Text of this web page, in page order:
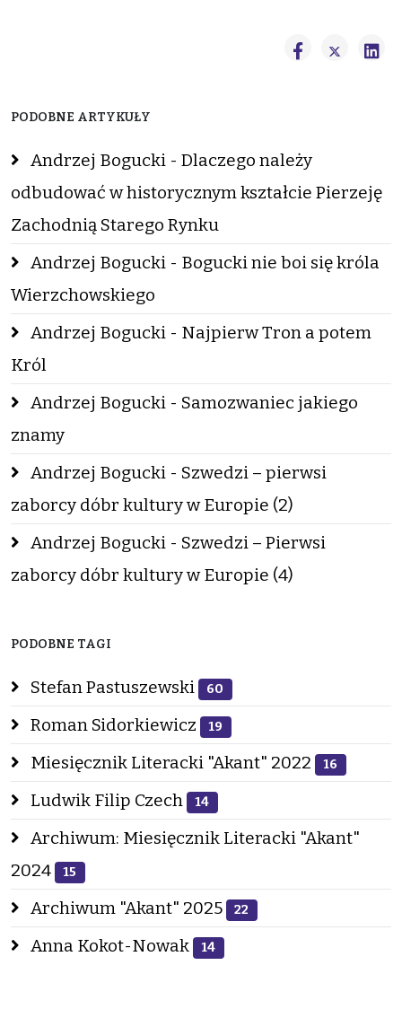
PODOBNE ARTYKUŁY
Andrzej Bogucki - Dlaczego należy
odbudować w historycznym kształcie Pierzeję
Zachodnią Starego Rynku
Andrzej Bogucki - Bogucki nie boi się króla
Wierzchowskiego
Andrzej Bogucki - Najpierw Tron a potem
Król
Andrzej Bogucki - Samozwaniec jakiego
znamy
Andrzej Bogucki - Szwedzi – pierwsi
zaborcy dóbr kultury w Europie (2)
Andrzej Bogucki - Szwedzi – Pierwsi
zaborcy dóbr kultury w Europie (4)
PODOBNE TAGI
Stefan Pastuszewski 60
Roman Sidorkiewicz 19
Miesięcznik Literacki "Akant" 2022 16
Ludwik Filip Czech 14
Archiwum: Miesięcznik Literacki "Akant"
2024
15
Archiwum "Akant" 2025 22
Anna Kokot-Nowak 14